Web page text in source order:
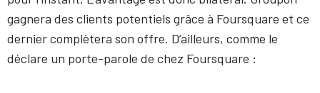
gagnera des clients potentiels grâce à Foursquare et ce
dernier complètera son offre. D’ailleurs, comme le
déclare un porte-parole de chez Foursquare :